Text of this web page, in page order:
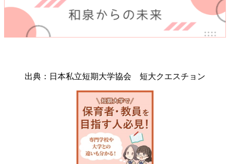
出典：日本私立短期大学協会 短大クエスチョン